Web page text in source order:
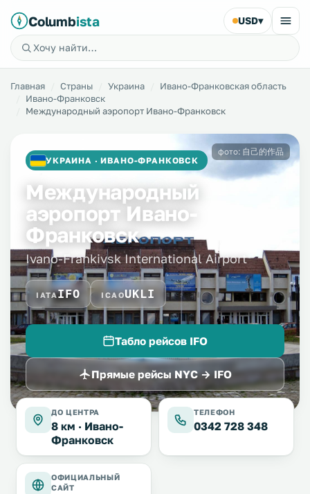
Columbista USD▾
Главная Страны Украина
Ивано-Франковская область
Ивано-Франковск
Международный аэропорт Ивано-Франковск
УКРАИНА · ИВАНО-ФРАНКОВСК
Международный
аэропорт Ивано-
Франковск
Ivano-Frankivsk International Airport
IATAIFO ICAOUKLI
Табло рейсов IFO
Прямые рейсы NYC → IFO
фото: 自己的作品
ДО ЦЕНТРА
8 км · Ивано-
Франковск
ТЕЛЕФОН
0342 728 348
ОФИЦИАЛЬНЫЙ
САЙТ